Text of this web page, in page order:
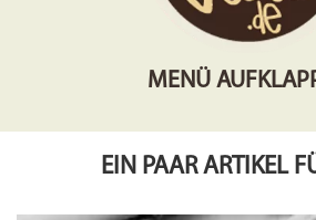
MENÜ
EIN PAAR ARTIKEL